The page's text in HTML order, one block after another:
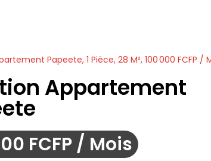
Papeete, 1 Pièce, 28 M², 100 000 FCFP /
Appartement
FCFP / Mois